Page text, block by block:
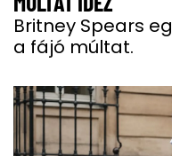
Britney Spears
a fájó múltat.